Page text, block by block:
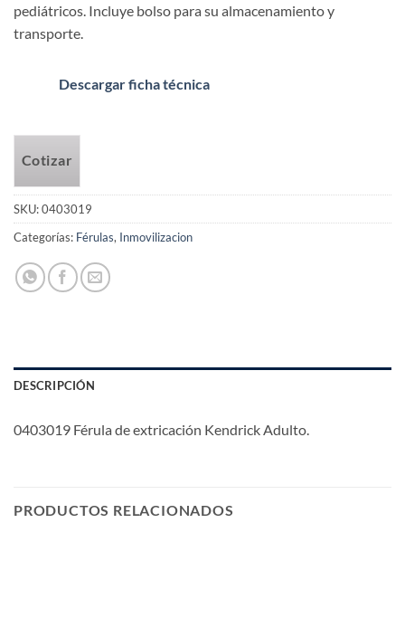
pediátricos. Incluye bolso para su almacenamiento y
transporte.
Descargar ficha técnica
Cotizar
SKU:0403019
Categorías: Férulas, Inmovilizacion
DESCRIPCIÓN
0403019 Férula de extricación Kendrick Adulto.
PRODUCTOS RELACIONADOS